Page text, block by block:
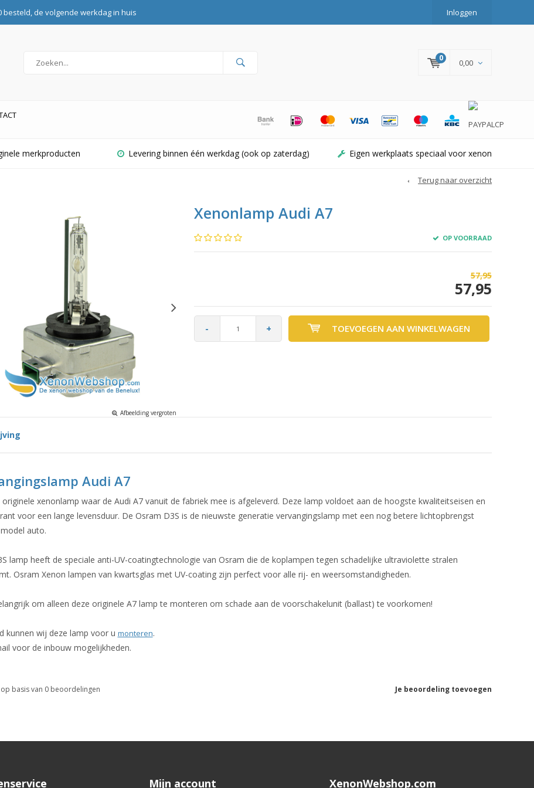
besteld, de volgende werkdag in huis Inloggen
0 0,00
merkproducten Levering binnen één werkdag (ook op zaterdag) Eigen werkplaats speciaal voor xenon
Terug naar overzicht
Afbeelding vergroten
Xenonlamp Audi A7
OP VOORRAAD
57,95
57,95
- + TOEVOEGEN AAN WINKELWAGEN
Audi A7
originele xenonlamp waar de Audi A7 vanuit de fabriek mee is afgeleverd. Deze lamp voldoet aan de hoogste kwaliteitseisen en
voor een lange levensduur. De Osram D3S is de nieuwste generatie vervangingslamp met een nog betere lichtopbrengst
auto.
lamp heeft de speciale anti-UV-coatingtechnologie van Osram die de koplampen tegen schadelijke ultraviolette stralen
Osram Xenon lampen van kwartsglas met UV-coating zijn perfect voor alle rij- en weersomstandigheden.
om alleen deze originele A7 lamp te monteren om schade aan de voorschakelunit (ballast) te voorkomen!
kunnen wij deze lamp voor u monteren.
voor de inbouw mogelijkheden.
Je beoordeling toevoegen
basis van 0beoordelingen
Mijn account XenonWebshop.com